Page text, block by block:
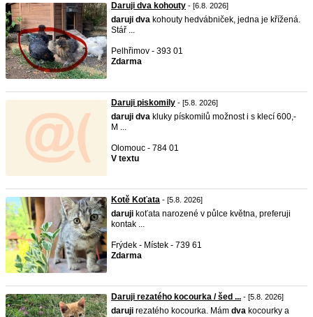
Daruji dva kohouty - [6.8. 2026]
daruji dva kohouty hedvábniček, jedna je křížená.
Stář ...
Pelhřimov - 393 01
Zdarma
Daruji piskomily - [5.8. 2026]
daruji dva kluky pískomilů možnost i s klecí 600,-
M ...
Olomouc - 784 01
V textu
Kotě Koťata - [5.8. 2026]
daruji koťata narozené v půlce května, preferuji
kontak ...
Frýdek - Místek - 739 61
Zdarma
Daruji rezatého kocourka / šed ... - [5.8. 2026]
daruji rezatého kocourka. Mám dva kocourky a